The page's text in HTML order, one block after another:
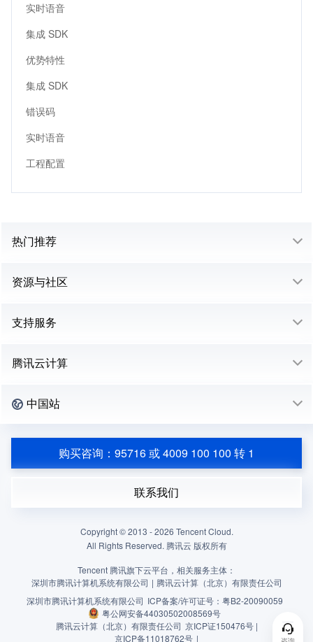
实时语音
集成 SDK
优势特性
集成 SDK
错误码
实时语音
工程配置
热门推荐
资源与社区
支持服务
腾讯云计算
中国站
购买咨询：95716 或 4009 100 100 转 1
联系我们
Copyright © 2013 -2026 Tencent Cloud.
All Rights Reserved. 腾讯云 版权所有
Tencent 腾讯旗下云平台，相关服务主体：
深圳市腾讯计算机系统有限公司 | 腾讯云计算（北京）有限责任公司
深圳市腾讯计算机系统有限公司 ICP备案/许可证号： 粤B2-20090059
粤公网安备44030502008569号
腾讯云计算（北京）有限责任公司 京ICP证150476号 |
京ICP备11018762号 |